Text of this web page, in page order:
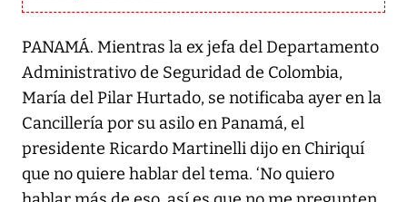
PANAMÁ. Mientras la ex jefa del Departamento
Administrativo de Seguridad de Colombia,
María del Pilar Hurtado, se notificaba ayer en la
Cancillería por su asilo en Panamá, el
presidente Ricardo Martinelli dijo en Chiriquí
que no quiere hablar del tema. ‘No quiero